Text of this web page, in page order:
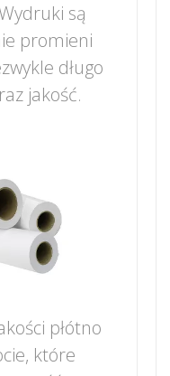
są
promieni
długo
jakość.
płótno
które